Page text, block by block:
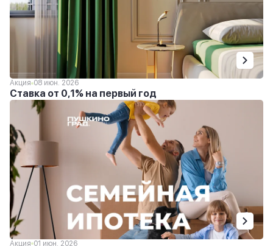
Акция 08 июн. 2026
Ставка от 0,1% на первый год
Акция 01 июн. 2026